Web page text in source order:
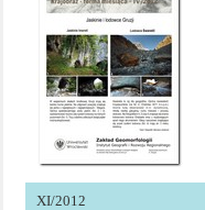
XI/2012